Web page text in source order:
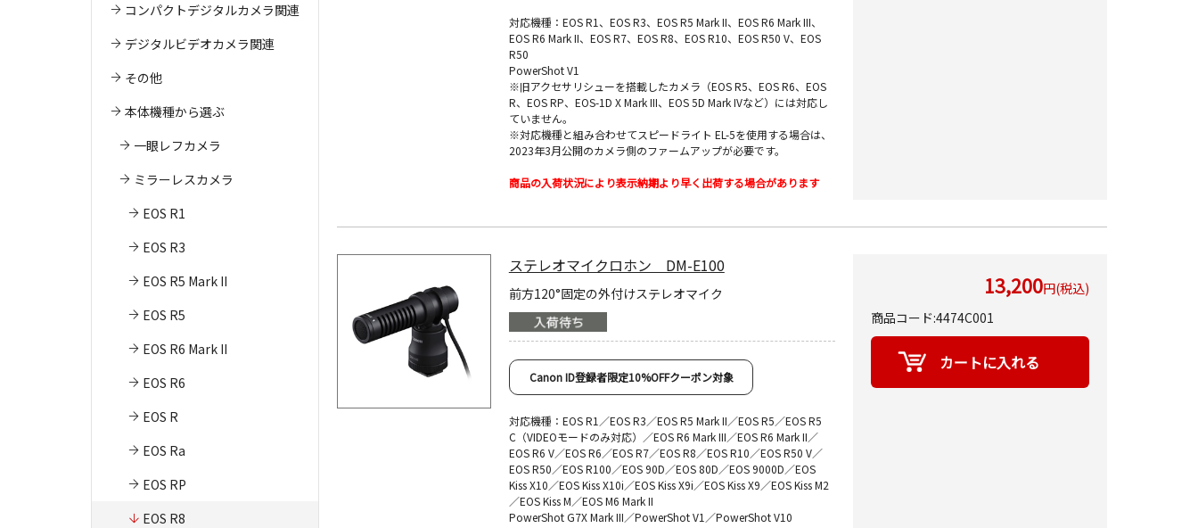
コンパクトデジタルカメラ関連
デジタルビデオカメラ関連
その他
本体機種から選ぶ
一眼レフカメラ
ミラーレスカメラ
EOS R1
EOS R3
EOS R5 Mark II
EOS R5
EOS R6 Mark II
EOS R6
EOS R
EOS Ra
EOS RP
EOS R8
対応機種：EOS R1、EOS R3、EOS R5 Mark II、EOS R6 Mark III、
EOS R6 Mark II、EOS R7、EOS R8、EOS R10、EOS R50 V、EOS
R50
PowerShot V1
※旧アクセサリシューを搭載したカメラ（EOS R5、EOS R6、EOS
R、EOS RP、EOS-1D X Mark III、EOS 5D Mark IVなど）には対応し
ていません。
※対応機種と組み合わせてスピードライト EL-5を使用する場合は、
2023年3月公開のカメラ側のファームアップが必要です。
商品の入荷状況により表示納期より早く出荷する場合があります
ステレオマイクロホン DM-E100
前方120°固定の外付けステレオマイク
Canon ID登録者限定10%OFFクーポン対象
対応機種：EOS R1／EOS R3／EOS R5 Mark II／EOS R5／EOS R5
C（VIDEOモードのみ対応）／EOS R6 Mark III／EOS R6 Mark II／
EOS R6 V／EOS R6／EOS R7／EOS R8／EOS R10／EOS R50 V／
EOS R50／EOS R100／EOS 90D／EOS 80D／EOS 9000D／EOS
Kiss X10／EOS Kiss X10i／EOS Kiss X9i／EOS Kiss X9／EOS Kiss M2
／EOS Kiss M／EOS M6 Mark II
PowerShot G7X Mark III／PowerShot V1／PowerShot V10
13,200円(税込)
商品コード:4474C001